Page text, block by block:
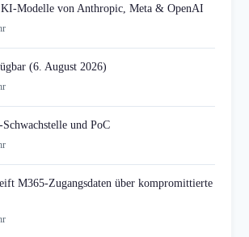
KI-Modelle von Anthropic, Meta & OpenAI
(6. August 2026)
und PoC
M365-Zugangsdaten über kompromittierte